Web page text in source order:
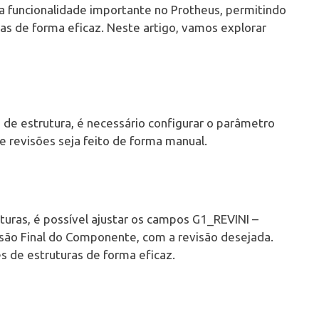
funcionalidade importante no Protheus, permitindo
de forma eficaz. Neste artigo, vamos explorar
estrutura, é necessário configurar o parâmetro
revisões seja feito de forma manual.
é possível ajustar os campos G1_REVINI –
Final do Componente, com a revisão desejada.
de estruturas de forma eficaz.